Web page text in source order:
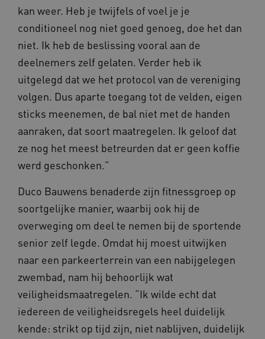
kan weer. Heb je twijfels of voel je je
conditioneel nog niet goed genoeg, doe het dan
niet. Ik heb de beslissing vooral aan de
deelnemers zelf gelaten. Verder heb ik
uitgelegd dat we het protocol van de vereniging
volgen. Dus aparte toegang tot de velden, eigen
sticks meenemen, de bal niet met de handen
aanraken, dat soort maatregelen. Ik geloof dat
ze nog het meest betreurden dat er geen koffie
werd geschonken.”
Duco Bauwens benaderde zijn fitnessgroep op
soortgelijke manier, waarbij ook hij de
overweging om deel te nemen bij de sportende
senior zelf legde. Omdat hij moest uitwijken
naar een parkeerterrein van een nabijgelegen
zwembad, nam hij behoorlijk wat
veiligheidsmaatregelen. “Ik wilde echt dat
iedereen de veiligheidsregels heel duidelijk
kende: strikt op tijd zijn, niet nablijven, duidelijk
AWSALBCORS
Amazon.com Inc.
.youtube.com
.www.beteroud.nl
55
UMB_SESSION www.beteroud.nl
VISITOR_PRIVACY_METADATA
YouTube
.youtube.com
Google Privacy Policy